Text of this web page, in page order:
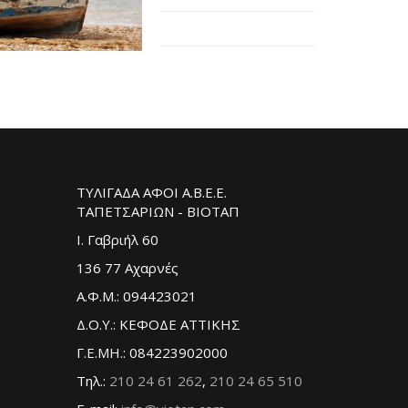
ΤΥΛΙΓΑΔΑ ΑΦΟΙ Α.Β.Ε.Ε.
ΤΑΠΕΤΣΑΡΙΩΝ - ΒΙΟΤΑΠ
Ι. Γαβριήλ 60
136 77 Αχαρνές
Α.Φ.Μ.: 094423021
Δ.Ο.Υ.: ΚΕΦΟΔΕ ΑΤΤΙΚΗΣ
Γ.Ε.ΜΗ.: 084223902000
Τηλ.: 210 24 61 262, 210 24 65 510